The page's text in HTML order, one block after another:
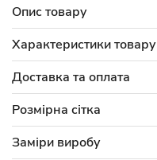
Опис товару
Характеристики товару
Доставка та оплата
Розмірна сітка
Заміри виробу